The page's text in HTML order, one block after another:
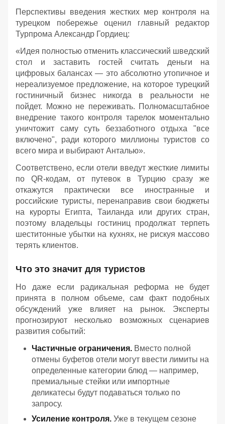
Перспективы введения жестких мер контроля на
турецком побережье оценил главный редактор
Турпрома Александр Гордиец:
«Идея полностью отменить классический шведский
стол и заставить гостей считать деньги на
цифровых балансах — это абсолютно утопичное и
нереализуемое предложение, на которое турецкий
гостиничный бизнес никогда в реальности не
пойдет. Можно не переживать. Полномасштабное
внедрение такого контроля тарелок моментально
уничтожит саму суть беззаботного отдыха "все
включено", ради которого миллионы туристов со
всего мира и выбирают Анталью».
Соответствено, если отели введут жесткие лимиты
по QR-кодам, от путевок в Турцию сразу же
откажутся практически все иностранные и
российские туристы, перенаправив свои бюджеты
на курорты Египта, Таиланда или других стран,
поэтому владельцы гостиниц продолжат терпеть
шеститонные убытки на кухнях, не рискуя массово
терять клиентов.
Что это значит для туристов
Но даже если радикальная реформа не будет
принята в полном объеме, сам факт подобных
обсуждений уже влияет на рынок. Эксперты
прогнозируют несколько возможных сценариев
развития событий:
Частичные ограничения. Вместо полной
отмены буфетов отели могут ввести лимиты на
определенные категории блюд — например,
премиальные стейки или импортные
деликатесы будут подаваться только по
запросу.
Усиление контроля. Уже в текущем сезоне